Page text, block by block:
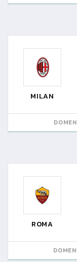
MILAN
ROMA